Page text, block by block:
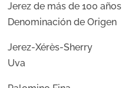
Jerez de más de 100 años
Denominación de Origen
Jerez-Xérès-Sherry
Uva